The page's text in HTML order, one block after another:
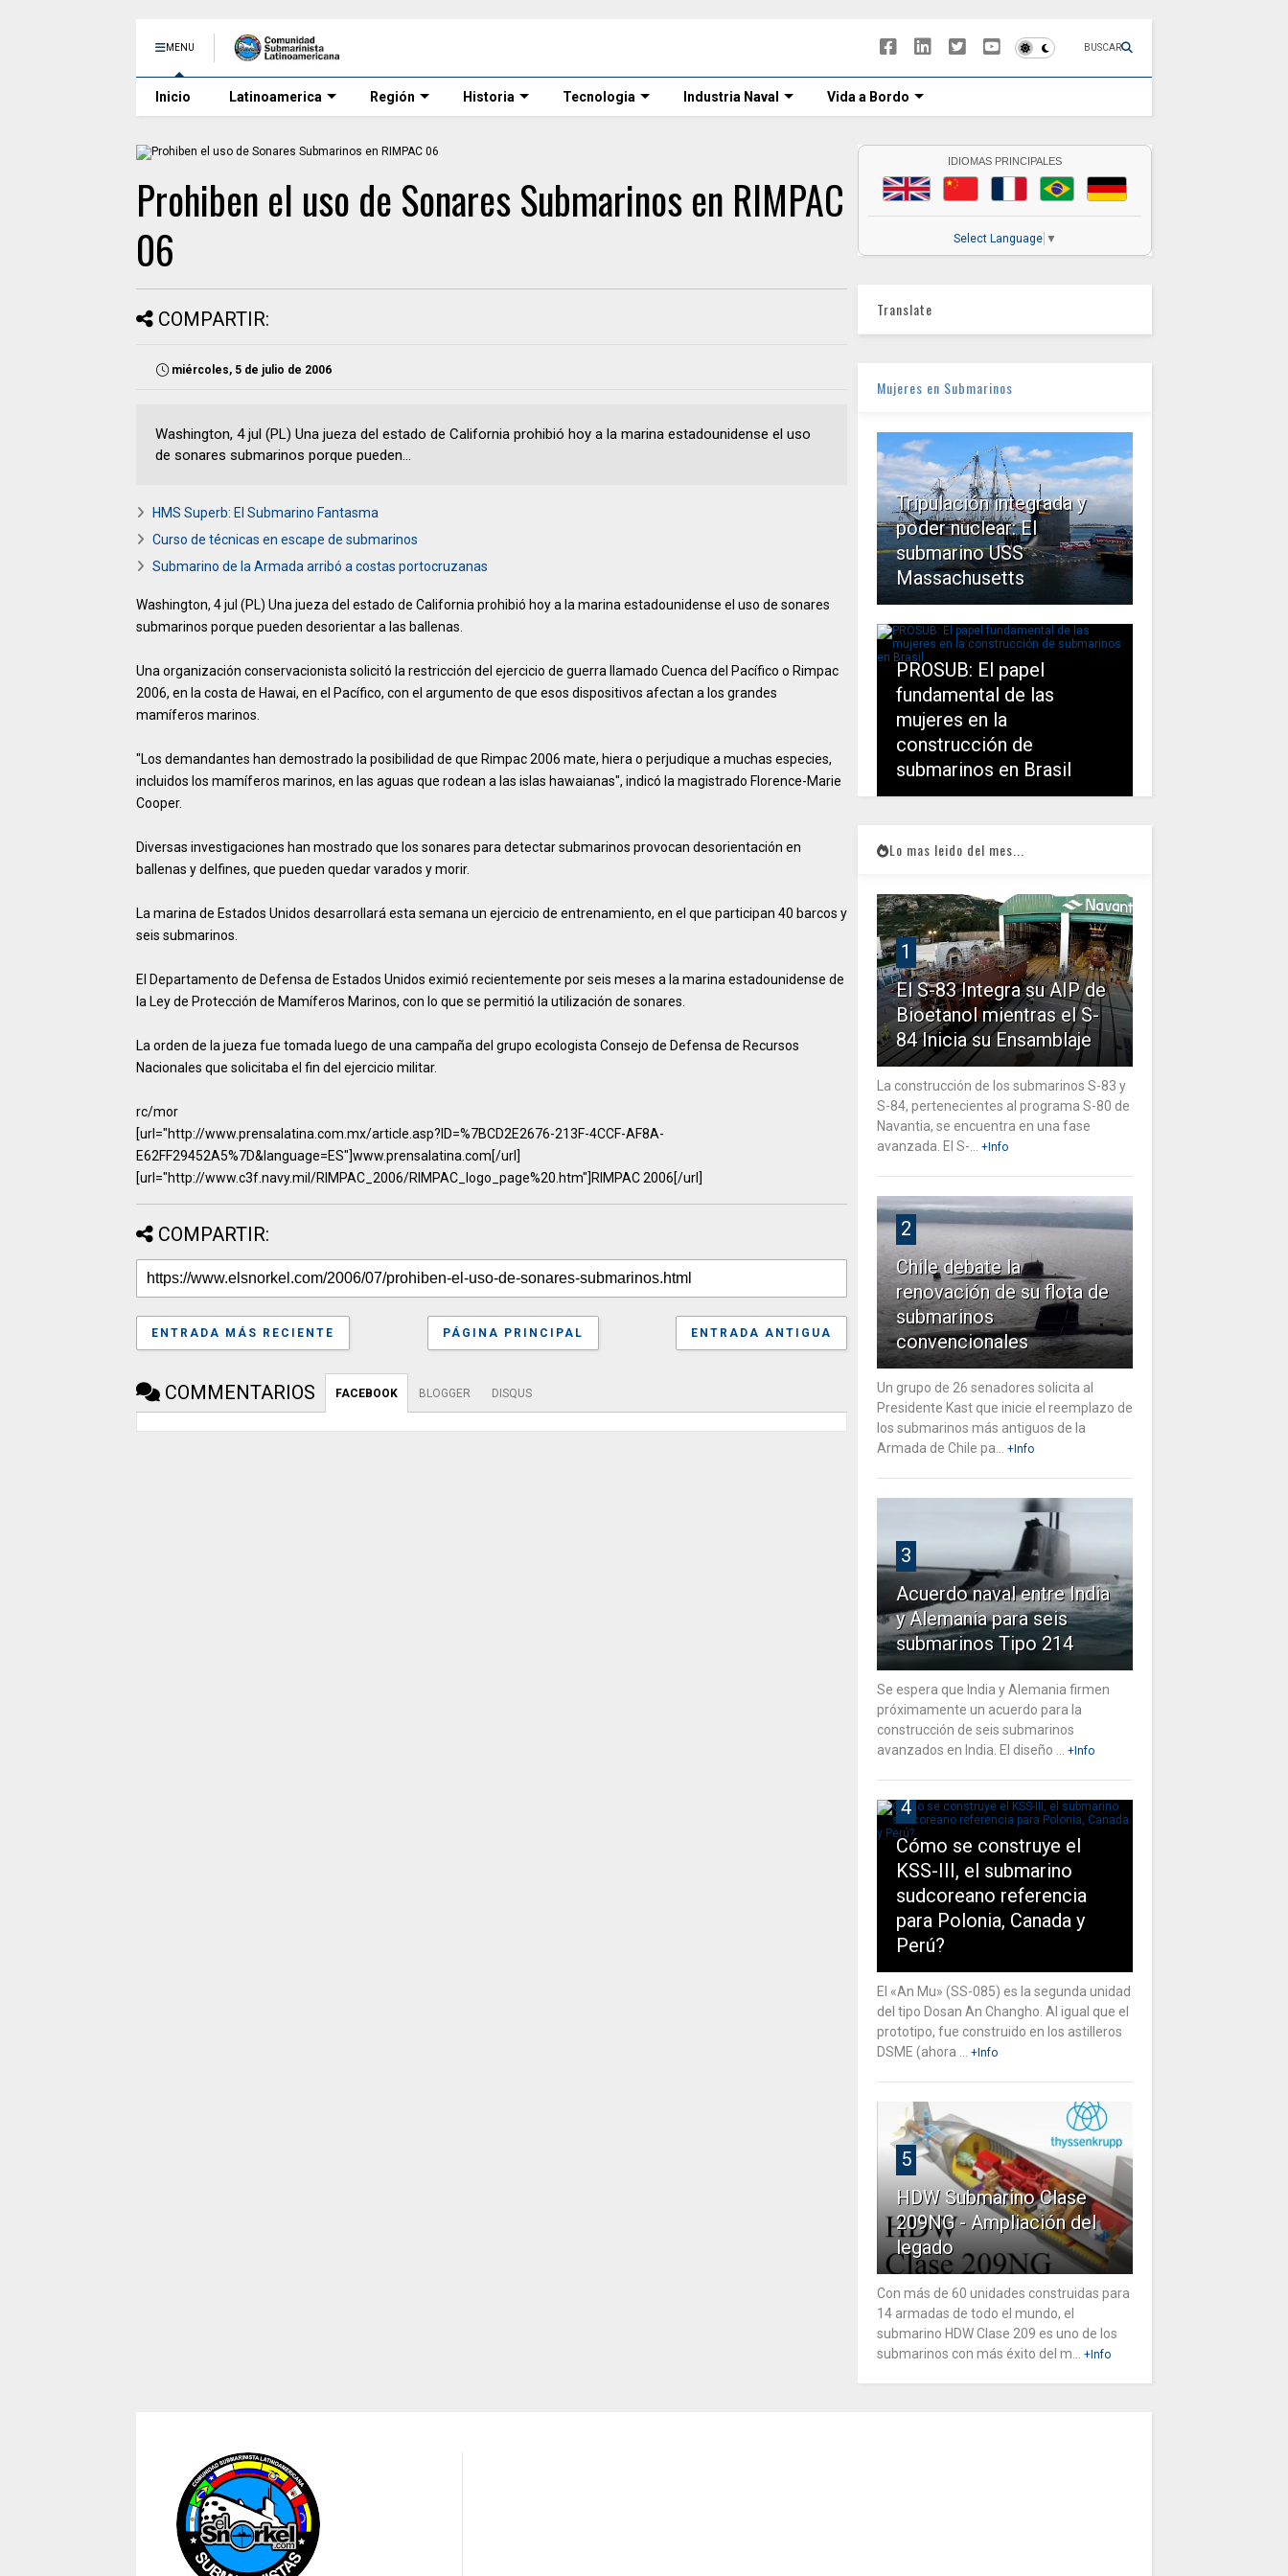
MENU BUSCAR
Inicio Latinoamerica Región Historia Tecnologia Industria Naval Vida a Bordo
Prohiben el uso de Sonares Submarinos en RIMPAC
06
COMPARTIR:
miércoles, 5 de julio de 2006
Washington, 4 jul (PL) Una jueza del estado de California prohibió hoy a la marina estadounidense el uso
de sonares submarinos porque pueden...
HMS Superb: El Submarino Fantasma
Curso de técnicas en escape de submarinos
Submarino de la Armada arribó a costas portocruzanas
Washington, 4 jul (PL) Una jueza del estado de California prohibió hoy a la marina estadounidense el uso de sonares
submarinos porque pueden desorientar a las ballenas.
Una organización conservacionista solicitó la restricción del ejercicio de guerra llamado Cuenca del Pacífico o Rimpac
2006, en la costa de Hawai, en el Pacífico, con el argumento de que esos dispositivos afectan a los grandes
mamíferos marinos.
"Los demandantes han demostrado la posibilidad de que Rimpac 2006 mate, hiera o perjudique a muchas especies,
incluidos los mamíferos marinos, en las aguas que rodean a las islas hawaianas", indicó la magistrado Florence-Marie
Cooper.
Diversas investigaciones han mostrado que los sonares para detectar submarinos provocan desorientación en
ballenas y delfines, que pueden quedar varados y morir.
La marina de Estados Unidos desarrollará esta semana un ejercicio de entrenamiento, en el que participan 40 barcos y
seis submarinos.
El Departamento de Defensa de Estados Unidos eximió recientemente por seis meses a la marina estadounidense de
la Ley de Protección de Mamíferos Marinos, con lo que se permitió la utilización de sonares.
La orden de la jueza fue tomada luego de una campaña del grupo ecologista Consejo de Defensa de Recursos
Nacionales que solicitaba el fin del ejercicio militar.
rc/mor
[url="http://www.prensalatina.com.mx/article.asp?ID=%7BCD2E2676-213F-4CCF-AF8A-
E62FF29452A5%7D&language=ES"]www.prensalatina.com[/url]
[url="http://www.c3f.navy.mil/RIMPAC_2006/RIMPAC_logo_page%20.htm"]RIMPAC 2006[/url]
COMPARTIR:
ENTRADA MÁS RECIENTE ENTRADA ANTIGUA
PÁGINA PRINCIPAL
COMMENTARIOS FACEBOOK BLOGGER DISQUS
IDIOMAS PRINCIPALES
Select Language ▼
Translate
Mujeres en Submarinos
Tripulación integrada y
poder nuclear: El
submarino USS
Massachusetts
PROSUB: El papel
fundamental de las
mujeres en la
construcción de
submarinos en Brasil
Lo mas leido del mes...
1
El S-83 Integra su AIP de
Bioetanol mientras el S-
84 Inicia su Ensamblaje
La construcción de los submarinos S-83 y
S-84, pertenecientes al programa S-80 de
Navantia, se encuentra en una fase
avanzada. El S-...
+Info
2
Chile debate la
renovación de su flota de
submarinos
convencionales
Un grupo de 26 senadores solicita al
Presidente Kast que inicie el reemplazo de
los submarinos más antiguos de la
Armada de Chile pa...
+Info
3
Acuerdo naval entre India
y Alemania para seis
submarinos Tipo 214
Se espera que India y Alemania firmen
próximamente un acuerdo para la
construcción de seis submarinos
avanzados en India. El diseño ...
+Info
4
Cómo se construye el
KSS-III, el submarino
sudcoreano referencia
para Polonia, Canada y
Perú?
El «An Mu» (SS-085) es la segunda unidad
del tipo Dosan An Changho. Al igual que el
prototipo, fue construido en los astilleros
DSME (ahora ...
+Info
5
HDW Submarino Clase
209NG - Ampliación del
legado
Con más de 60 unidades construidas para
14 armadas de todo el mundo, el
submarino HDW Clase 209 es uno de los
submarinos con más éxito del m...
+Info